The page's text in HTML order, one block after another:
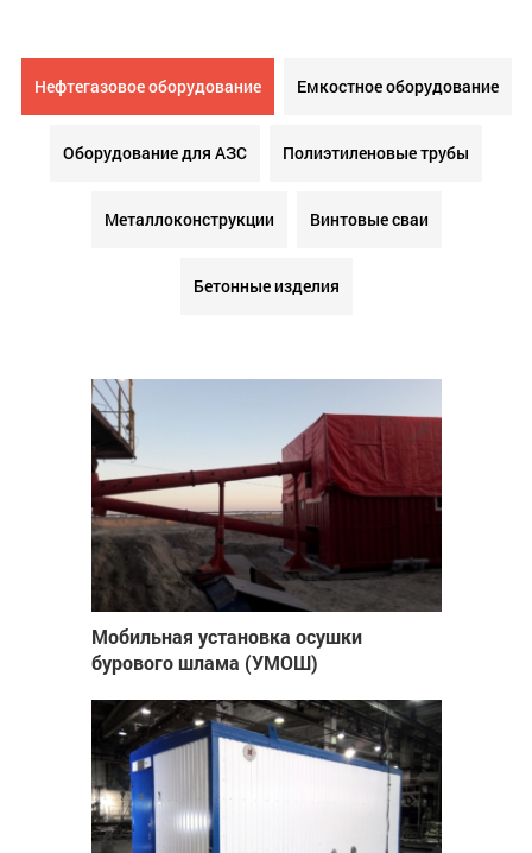
Нефтегазовое оборудование Емкостное оборудование
Оборудование для АЗС Полиэтиленовые трубы
Металлоконструкции Винтовые сваи
Бетонные изделия
Мобильная установка осушки
бурового шлама (УМОШ)